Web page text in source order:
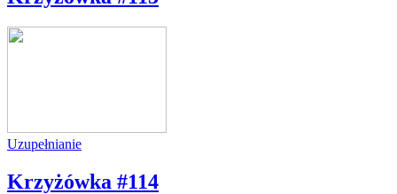
Uzupełnianie
Krzyżówka #114